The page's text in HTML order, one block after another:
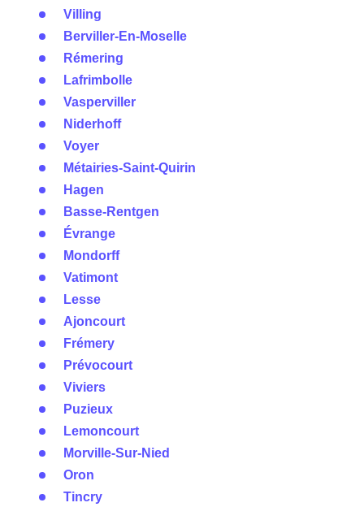
Villing
Berviller-En-Moselle
Rémering
Lafrimbolle
Vasperviller
Niderhoff
Voyer
Métairies-Saint-Quirin
Hagen
Basse-Rentgen
Évrange
Mondorff
Vatimont
Lesse
Ajoncourt
Frémery
Prévocourt
Viviers
Puzieux
Lemoncourt
Morville-Sur-Nied
Oron
Tincry